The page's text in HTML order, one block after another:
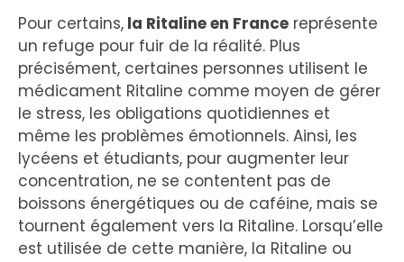
Pour certains, la Ritaline en France représente
un refuge pour fuir de la réalité. Plus
précisément, certaines personnes utilisent le
médicament Ritaline comme moyen de gérer
le stress, les obligations quotidiennes et
même les problèmes émotionnels. Ainsi, les
lycéens et étudiants, pour augmenter leur
concentration, ne se contentent pas de
boissons énergétiques ou de caféine, mais se
tournent également vers la Ritaline. Lorsqu’elle
est utilisée de cette manière, la Ritaline ou